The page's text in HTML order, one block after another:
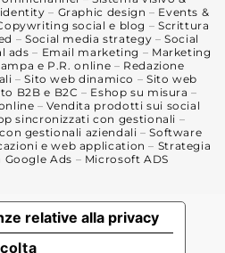
– Graphic design – Events &
social e blog – Scrittura
– Social media strategy –Social
ads – Email marketing – Marketing
e P.R. online – Redazione
–Sito web dinamico – Sito web
B2B e B2C – Eshop su misura –
–Vendita prodotti sui social
sincronizzati con gestionali –
gestionali aziendali –Software
e web application – Strategia
Google Ads – Microsoft ADS
relative alla privacy